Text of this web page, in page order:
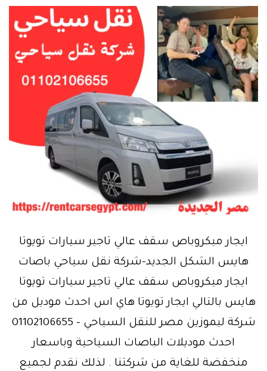
ايجار ميكروباص سقف عالي تاجير سيارات تويوتا
هايس الشكل الجديد-شركة نقل سياحي باصات
ايجار ميكروباص سقف عالي تاجير سيارات تويوتا
هايس بالتالي ايجار تويوتا هاي اس احدث موديل من
شركة ليموزين مصر للنقل السياحي – 01102106655
احدث موديلات الباصات السياحية وباسعار
منخفضة للغاية من شركتنا . لذلك نقدم لجميع